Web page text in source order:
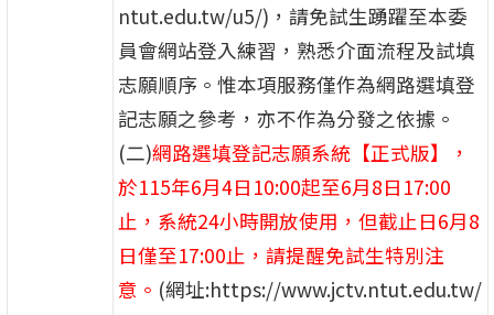
ntut.edu.tw/u5/)，請免試生踴躍至本委
員會網站登入練習，熟悉介面流程及試填
志願順序。惟本項服務僅作為網路選填登
記志願之參考，亦不作為分發之依據。
(二)網路選填登記志願系統【正式版】，
於115年6月4日10:00起至6月8日17:00
止，系統24小時開放使用，但截止日6月8
日僅至17:00止，請提醒免試生特別注
意。 (網址:https://www.jctv.ntut.edu.tw/